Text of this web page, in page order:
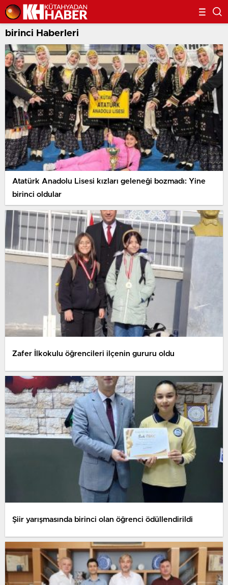
birinci Haberleri
Atatürk Anadolu Lisesi kızları geleneği bozmadı: Yine
birinci oldular
Zafer İlkokulu öğrencileri ilçenin gururu oldu
Şiir yarışmasında birinci olan öğrenci ödüllendirildi